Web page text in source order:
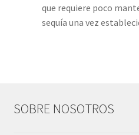
que requiere poco
sequía una vez
SOBRE NOSOTROS